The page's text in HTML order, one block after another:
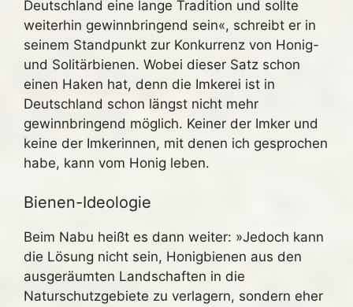
Deutschland eine lange Tradition und sollte
weiterhin gewinnbringend sein«, schreibt er in
seinem Standpunkt zur Konkurrenz von Honig-
und Solitärbienen. Wobei dieser Satz schon
einen Haken hat, denn die Imkerei ist in
Deutschland schon längst nicht mehr
gewinnbringend möglich. Keiner der Imker und
keine der Imkerinnen, mit denen ich gesprochen
habe, kann vom Honig leben.
Bienen-Ideologie
Beim Nabu heißt es dann weiter: »Jedoch kann
die Lösung nicht sein, Honigbienen aus den
ausgeräumten Landschaften in die
Naturschutzgebiete zu verlagern, sondern eher